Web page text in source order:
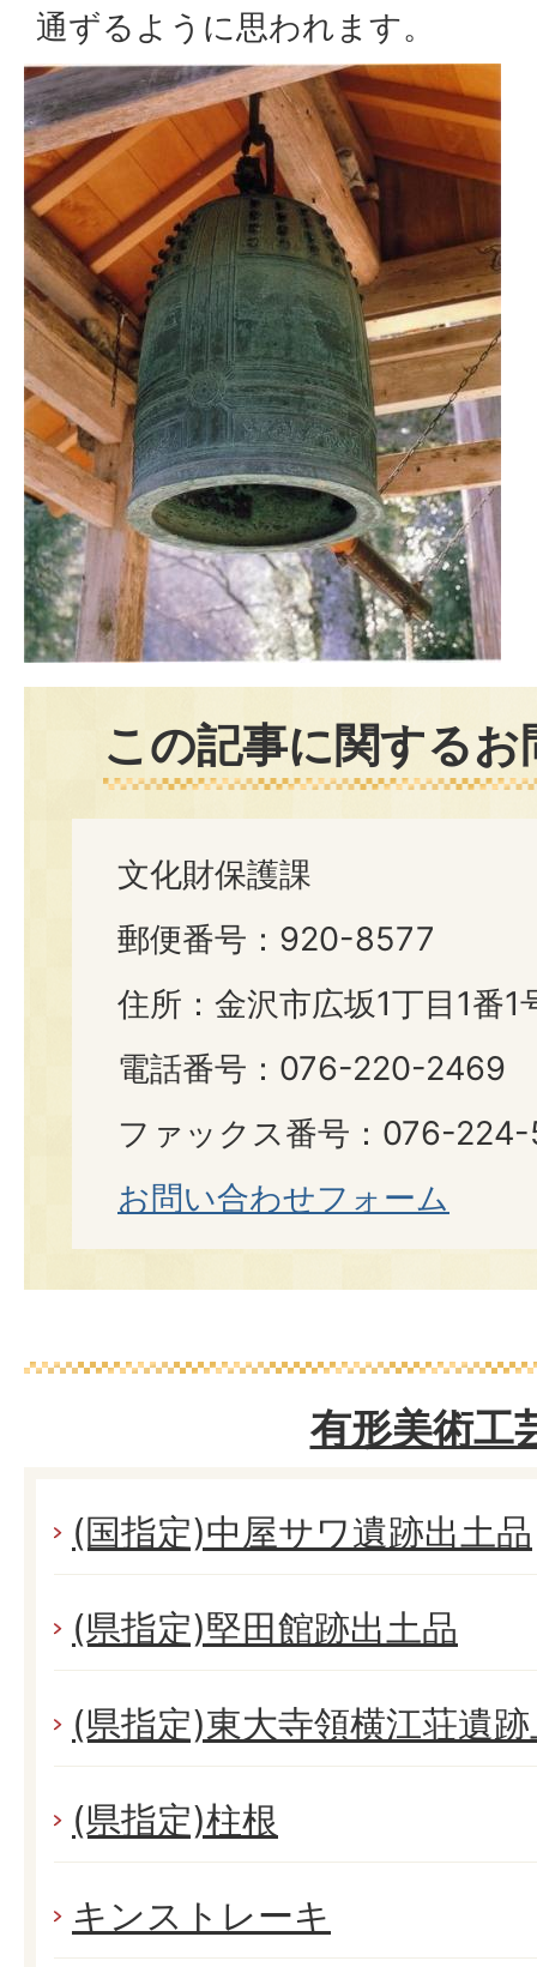
通ずるように思われます。
この記事に関する
文化財保護課
郵便番号：920-8577
住所：金沢市広坂1丁目1番1
電話番号：076-220-2469
ファックス番号：076-
お問い合わせフォーム
有形美術工
(国指定)中屋サワ遺跡出土品
(県指定)堅田館跡出土品
(県指定)東大寺領横江荘遺
(県指定)柱根
キンストレーキ